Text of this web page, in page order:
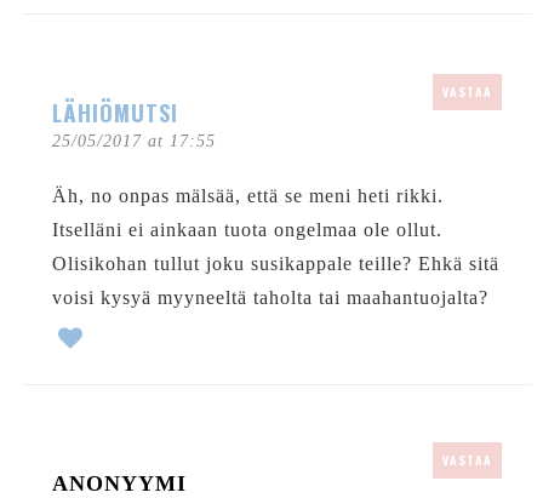
LÄHIÖMUTSI
25/05/2017 at 17:55
VASTAA
Äh, no onpas mälsää, että se meni heti rikki.
Itselläni ei ainkaan tuota ongelmaa ole ollut.
Olisikohan tullut joku susikappale teille? Ehkä sitä
voisi kysyä myyneeltä taholta tai maahantuojalta?
ANONYYMI
VASTAA